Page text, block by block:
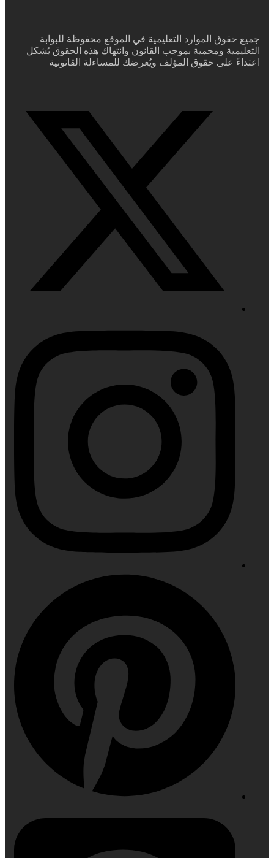
جميع حقوق الموارد التعليمية في الموقع محفوظة للبوابة
التعليمية ومحمية بموجب القانون وانتهاك هذه الحقوق يُشكل
اعتداءً على حقوق المؤلف ويُعرضك للمساءلة القانونية